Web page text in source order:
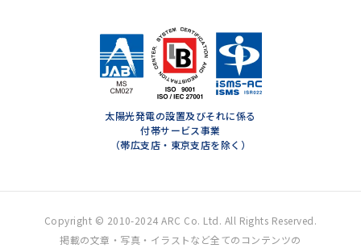
太陽光発電の設置及びそれに係る
付帯サービス事業
（帯広支店・東京支店を除く）
Copyright © 2010-2024 ARC Co. Ltd. All Rights Reserved.
掲載の文章・写真・イラストなど全てのコンテンツの